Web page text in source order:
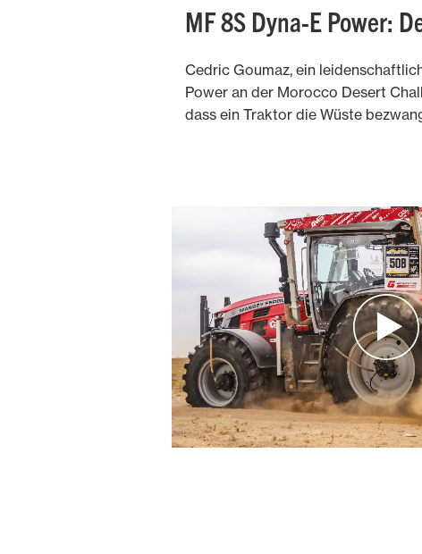
MF 8S Dyna-E Power:
Cedric Goumaz, ein
Power an der Morocco Desert
dass ein Traktor die Wüste